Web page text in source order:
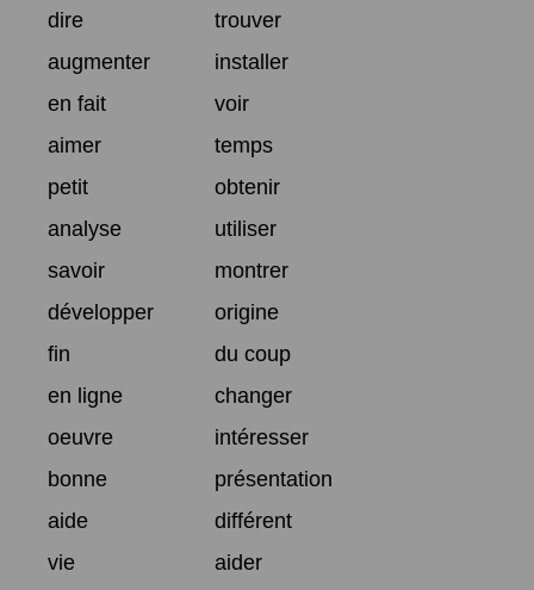
dire
trouver
augmenter
installer
en fait
voir
aimer
temps
petit
obtenir
analyse
utiliser
savoir
montrer
développer
origine
fin
du coup
en ligne
changer
oeuvre
intéresser
bonne
présentation
aide
différent
vie
aider